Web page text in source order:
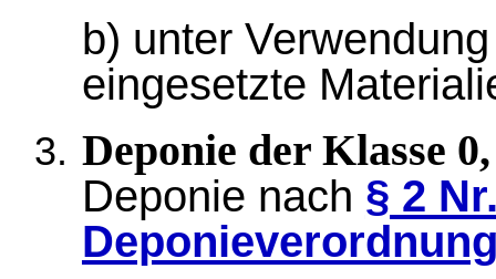
b) unter
eingesetzte
Deponie der Klasse
Deponie nach § 2